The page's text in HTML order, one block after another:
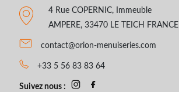
4 Rue COPERNIC, Immeuble
AMPERE, 33470 LE TEICH FRANCE
contact@orion-menuiseries.com
+33 5 56 83 83 64
Suivez nous :